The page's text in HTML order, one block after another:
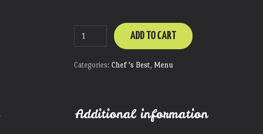
ADD TO CART
Categories: Chef 's Best, Menu
Additional information